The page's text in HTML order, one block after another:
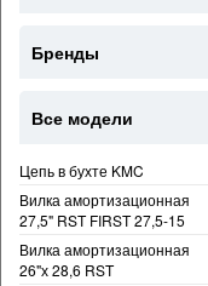
Бренды
Все модели
Цепь в бухте KMC
Вилка амортизационная
27,5" RST FIRST 27,5-15
Вилка амортизационная
26"х 28,6 RST